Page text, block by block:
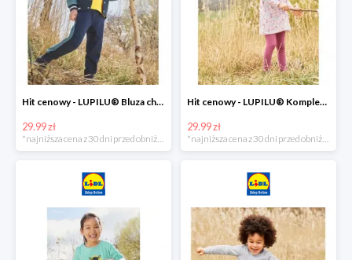
Hit cenowy - LUPILU® Bluza chłopięca w stylu college
29.99 zł
*najniższa cena z 30 dni przed obniżką
Hit cenowy - LUPILU® Komplet dziewczęcy (sukienka + legginsy)
29.99 zł
*najniższa cena z 30 dni przed obniżką